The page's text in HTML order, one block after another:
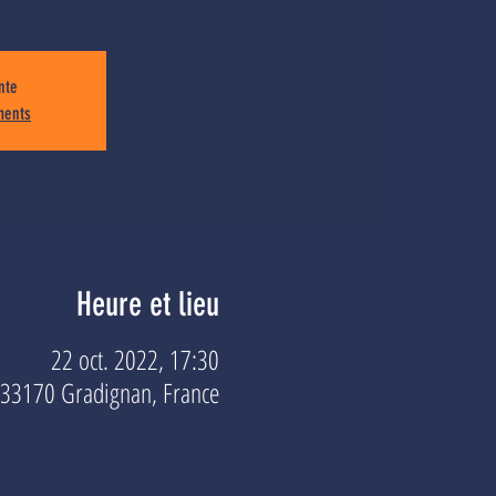
Heure et lieu
22 oct. 2022, 17:30
Gradignan, France